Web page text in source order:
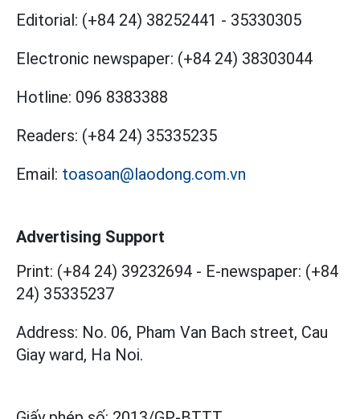
Editorial: (+84 24) 38252441 - 35330305
Electronic newspaper: (+84 24) 38303044
Hotline: 096 8383388
Readers: (+84 24) 35335235
Email: toasoan@laodong.com.vn
Advertising Support
Print: (+84 24) 39232694 - E-newspaper: (+84
24) 35335237
Address: No. 06, Pham Van Bach street, Cau
Giay ward, Ha Noi.